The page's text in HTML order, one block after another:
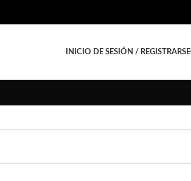
INICIO DE SESIÓN / REGISTRARSE